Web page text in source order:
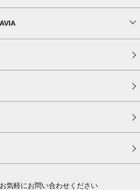
気軽にお問い合わせください